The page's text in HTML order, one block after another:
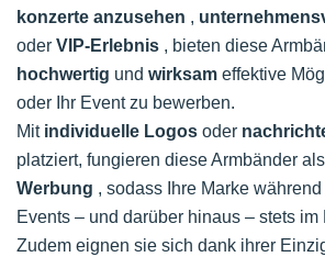
konzerte anzusehen ,
oder VIP-Erlebnis , bieten diese
hochwertig und wirksam effektive
oder Ihr Event zu bewerben.
Mit individuelle Logos oder
platziert, fungieren diese Armbänder als
Werbung , sodass Ihre Marke
Events – und darüber hinaus – stets
Zudem eignen sie sich dank ihrer